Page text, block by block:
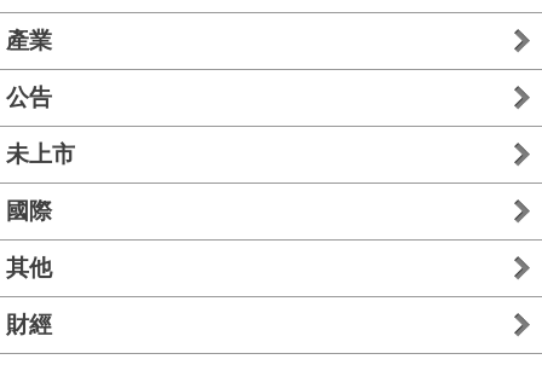
產業
公告
未上市
國際
其他
財經